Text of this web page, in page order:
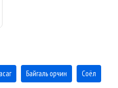
Байгаль орчин Соёл